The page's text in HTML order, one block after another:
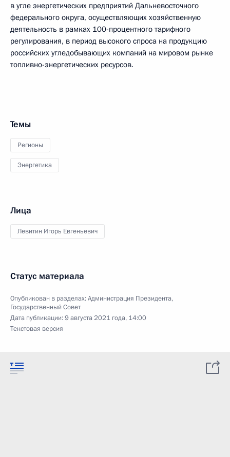
в угле энергетических предприятий Дальневосточного
федерального округа, осуществляющих хозяйственную
деятельность в рамках 100-процентного тарифного
регулирования, в период высокого спроса на продукцию
российских угледобывающих компаний на мировом рынке
топливно-энергетических ресурсов.
Темы
Регионы
Энергетика
Лица
Левитин Игорь Евгеньевич
Статус материала
Опубликован в разделах:Администрация Президента,
Государственный Совет
Дата публикации:9 августа 2021 года, 14:00
Текстовая версия